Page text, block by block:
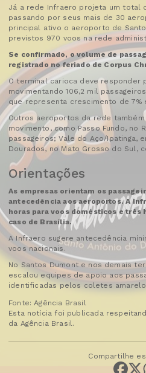
Já a rede Infraero projeta um total
passando por seus mais de 30
principal ativo o aeroporto de
previstos 970 voos na rede
Se confirmado, o volume de
registrado no feriado de Corpus
O terminal carioca deve responder
movimentando 106,2 mil
que representa crescimento de 7%
Outros aeroportos da rede
movimento, como Passo Fundo, no
passageiros; Vale do Aço/Ipatinga,
Dourados, no Mato Grosso do Sul,
Orientações
As empresas orientam os
antecedência aos aeroportos. A
horas para voos domésticos e três
caso de Brasília.
A Infraero sugere antecedência
voos nacionais.
No Santos Dumont e nos demais
escalou equipes de apoio aos
identificadas pelos coletes
Fonte: Agência Brasil
Esta notícia foi publicada
da Agência Brasil.
Compartilhe